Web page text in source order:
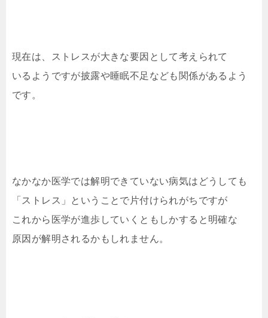
現在は、ストレスが大きな要因として考えられて
いるようですが披露や睡眠不足なども関係があるよう
です。
なかなか医学では解明できていない病気はどうしても
「ストレス」ということで片付けられがちですが
これから医学が進歩していくともしかすると明確な
原因が解明されるかもしれません。